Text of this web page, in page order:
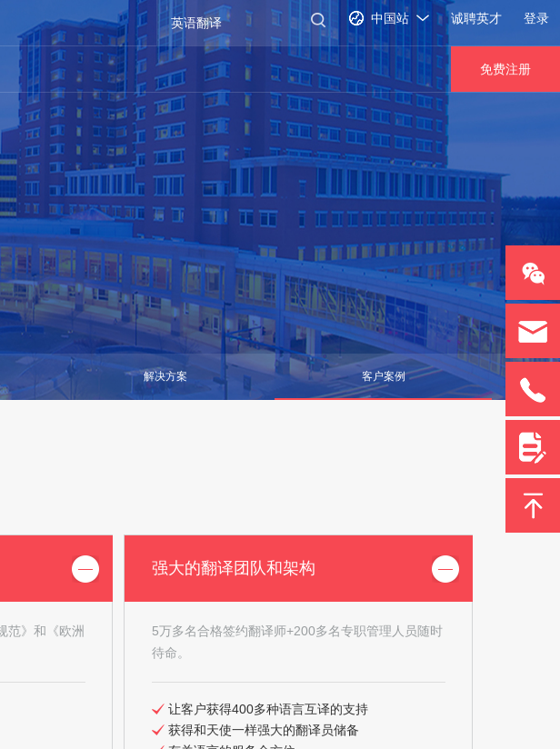
诚聘英才 登录
中国站
免费注册
解决方案 客户案例
范》和《欧洲
强大的翻译团队和架构
5万多名合格签约翻译师+200多名专职管理人员随时
待命。
让客户获得400多种语言互译的支持
获得和天使一样强大的翻译员储备